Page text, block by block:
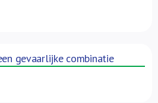
gevaarlijke combinatie